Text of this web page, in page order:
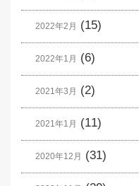
2022年2月 (15)
2022年1月 (6)
2021年3月 (2)
2021年1月 (11)
2020年12月 (31)